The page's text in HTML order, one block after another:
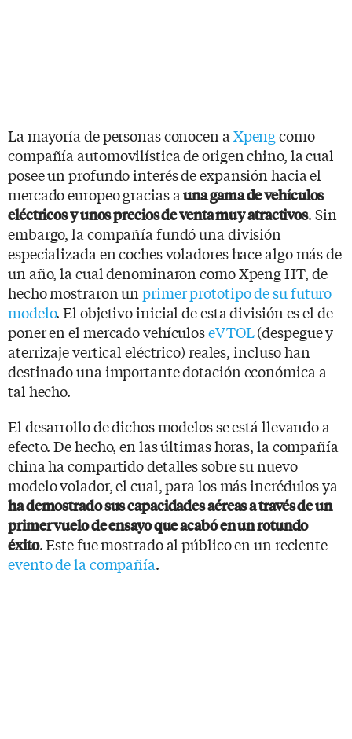
La mayoría de personas conocen a Xpengcomo
compañía automovilística de origen chino, la cual
posee un profundo interés de expansión hacia el
mercado europeo gracias auna gama de vehículos
eléctricos y unos precios de venta muy atractivos. Sin
embargo, la compañía fundó una división
especializada en coches voladores hace algo más de
un año, la cual denominaron como Xpeng HT, de
hecho mostraron unprimer prototipo de su futuro
modelo. El objetivo inicial de esta división es el de
poner en el mercado vehículoseVTOL(despegue y
aterrizaje vertical eléctrico) reales, incluso han
destinado una importante dotación económica a
tal hecho.
El desarrollo de dichos modelos se está llevando a
efecto. De hecho, en las últimas horas, la compañía
china ha compartido detalles sobre su nuevo
modelo volador, el cual, para los más incrédulos ya
ha demostrado sus capacidades aéreas a través de un
primer vuelo de ensayo que acabó en un rotundo
éxito. Este fue mostrado al público en un reciente
evento de la compañía.